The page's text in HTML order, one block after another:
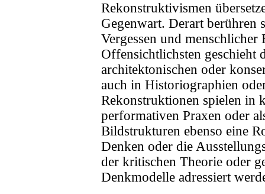
Rekonstruktivismen
Gegenwart. Derart berühren
Vergessen und
Offensichtlichsten geschieht
architektonischen oder
auch in Historiographien
Rekonstruktionen spielen in
performativen Praxen oder
Bildstrukturen ebenso eine
Denken oder die
der kritischen Theorie oder
Denkmodelle adressiert